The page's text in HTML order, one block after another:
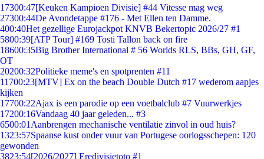
17300:47[Keuken Kampioen Divisie] #44 Vitesse mag weg
27300:44De Avondetappe #176 - Met Ellen ten Damme.
400:40Het gezellige Eurojackpot KNVB Bekertopic 2026/27 #1
5800:39[ATP Tour] #169 Tosti Tallon back on fire
18600:35Big Brother International # 56 Worlds RLS, BBs, GH, GF,
OT
20200:32Politieke meme's en spotprenten #11
11700:23[MTV] Ex on the beach Double Dutch #17 wederom aapjes
kijken
17700:22Ajax is een parodie op een voetbalclub #7 Vuurwerkjes
17200:16Vandaag 40 jaar geleden... #3
6500:01 Aanbrengen mechanische ventilatie zinvol in oud huis?
1323:57Spaanse kust onder vuur van Portugese oorlogsschepen: 120
gewonden
3823:54[2026/2027] Eredivisietoto #1